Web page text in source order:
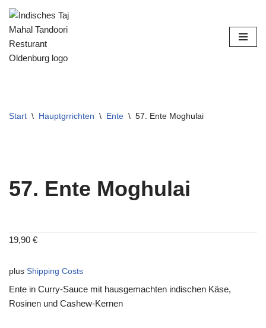
Zum
Inhalt
springen
Start \ Hauptgrrichten \ Ente \ 57. Ente Moghulai
57. Ente Moghulai
19,90 €
plus Shipping Costs
Ente in Curry-Sauce mit hausgemachten indischen Käse,
Rosinen und Cashew-Kernen